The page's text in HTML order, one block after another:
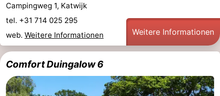
Zentren
Dörfer
&
Städte
Natur
Sport
Campingweg 1, Katwijk
tel. +31 714 025 295
web. Weitere Informationen Weitere Informationen
Comfort Duingalow 6